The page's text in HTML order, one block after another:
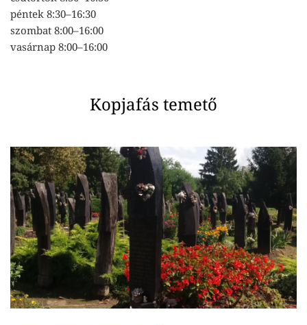
péntek 8:30–16:30
szombat 8:00–16:00
vasárnap 8:00–16:00
Kopjafás temető